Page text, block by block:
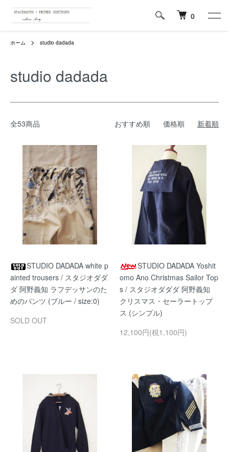
0
ホーム studio dadada
studio dadada
全53商品 おすすめ順 価格順 新着順
STUDIO DADADA white p
ainted trousers / スタジオダダ
ダ 阿野義知 ラフデッサンのた
めのパンツ (ブルー / size:0)
SOLD OUT
STUDIO DADADA Yoshit
omo Ano Christmas Sailor Top
s / スタジオダダダ 阿野義知
クリスマス・セーラートップ
ス (シンプル)
12,100円(税1,100円)